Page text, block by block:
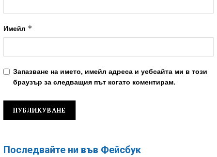
Имейл *
Запазване на името, имейл адреса и уебсайта ми в този
браузър за следващия път когато коментирам.
Последвайте ни във Фейсбук